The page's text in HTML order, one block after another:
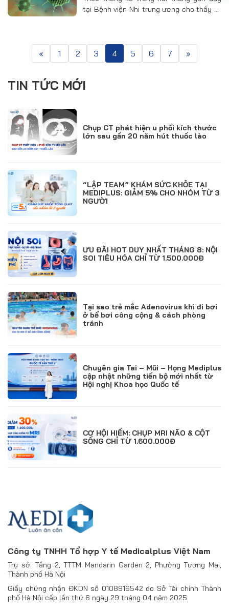
tại Bệnh viện Nhi trung ương cho thấy tỷ
« 1 2 3 4 5 6 7 »
TIN TỨC MỚI
Chụp CT phát hiện u phổi kích thước
lớn sau gần 20 năm hút thuốc lào
“LẬP TEAM” KHÁM SỨC KHỎE TẠI
MEDIPLUS: GIẢM 5% CHO NHÓM TỪ 3
NGƯỜI
ƯU ĐÃI HOT DUY NHẤT THÁNG 8: NỘI
SOI TIÊU HÓA CHỈ TỪ 1.500.000Đ
Tại sao trẻ mắc Adenovirus khi đi bơi
ở bể bơi công cộng & cách phòng
tránh
Chuyên gia Tai – Mũi – Họng Mediplus
cập nhật những tiến bộ mới nhất từ
Hội nghị Khoa học Quốc tế
CƠ HỘI HIẾM: CHỤP MRI NÃO & CỘT
SỐNG CHỈ TỪ 1.600.000Đ
Công ty TNHH Tổ hợp Y tế Medicalplus Việt Nam
Trụ sở: Tầng 2, TTTM Mandarin Garden 2, Phường Tương Mai,
Thành phố Hà Nội
Giấy chứng nhận ĐKDN số 0108916542 do Sở Tài chính Thành
phố Hà Nội cấp lần thứ 6 ngày 29 tháng 04 năm 2025.